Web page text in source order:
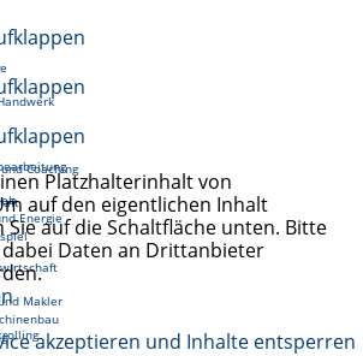
Coaching
Energie
Makler
Platzhalterinhalt von
auf den eigentlichen Inhalt
Sie auf die Schaltfläche unten. Bitte
dabei Daten an Drittanbieter
akzeptieren und Inhalte entsperren